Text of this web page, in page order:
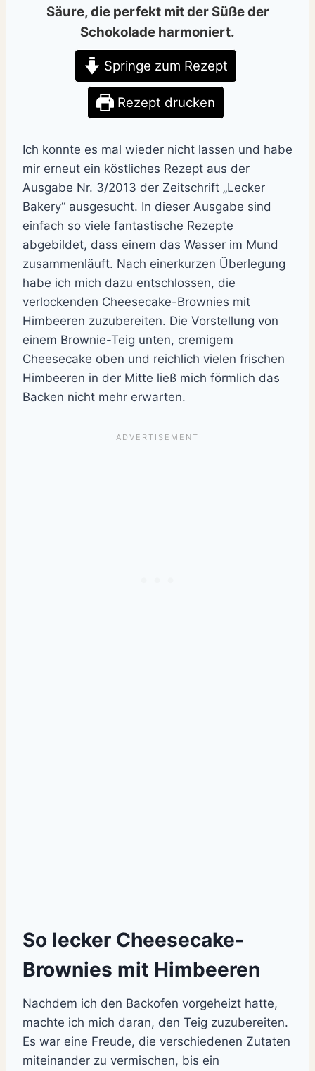
Säure, die perfekt mit der Süße der
Schokolade harmoniert.
Springe zum Rezept
Rezept drucken
Ich konnte es mal wieder nicht lassen und habe
mir erneut ein köstliches Rezept aus der
Ausgabe Nr. 3/2013 der Zeitschrift „Lecker
Bakery“ ausgesucht. In dieser Ausgabe sind
einfach so viele fantastische Rezepte
abgebildet, dass einem das Wasser im Mund
zusammenläuft. Nach einerkurzen Überlegung
habe ich mich dazu entschlossen, die
verlockenden Cheesecake-Brownies mit
Himbeeren zuzubereiten. Die Vorstellung von
einem Brownie-Teig unten, cremigem
Cheesecake oben und reichlich vielen frischen
Himbeeren in der Mitte ließ mich förmlich das
Backen nicht mehr erwarten.
So lecker Cheesecake-
Brownies mit Himbeeren
Nachdem ich den Backofen vorgeheizt hatte,
machte ich mich daran, den Teig zuzubereiten.
Es war eine Freude, die verschiedenen Zutaten
miteinander zu vermischen, bis ein